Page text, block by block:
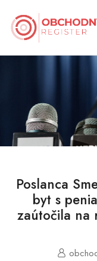
Poslanca
byt s
zaútočila na